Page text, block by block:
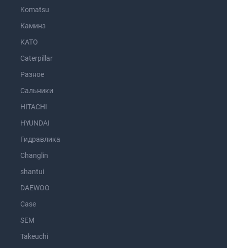
Komatsu
Каминз
KATO
Caterpillar
Разное
Сальники
HITACHI
HYUNDAI
Гидравлика
Changlin
shantui
DAEWOO
Case
SEM
Takeuchi